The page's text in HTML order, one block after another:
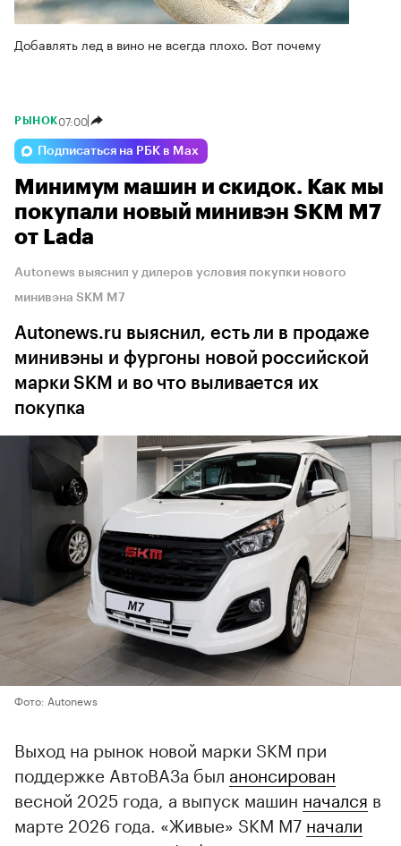
Добавлять лед в вино не всегда плохо. Вот почему
РЫНОК07:00
Подписаться на РБК в Max
Минимум машин и скидок. Как мы
покупали новый минивэн SKM M7
от Lada
Autonews выяснил у дилеров условия покупки нового
минивэна SKM M7
Autonews.ru выяснил, есть ли в продаже
минивэны и фургоны новой российской
марки SKM и во что выливается их
покупка
Фото: Autonews
Выход на рынок новой марки SKM при
поддержке АвтоВАЗа был анонсирован
весной 2025 года, а выпуск машин начался в
марте 2026 года. «Живые» SKM M7 начали